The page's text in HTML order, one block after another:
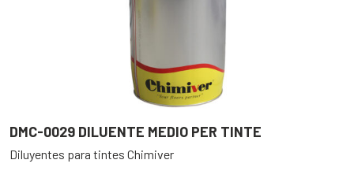
DMC-0029 DILUENTE MEDIO PER TINTE
Diluyentes para tintes Chimiver